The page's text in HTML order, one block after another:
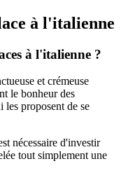
à l'italienne
à l'italienne ?
et crémeuse
le bonheur des
les proposent de se
nécessaire d'investir
tout simplement une